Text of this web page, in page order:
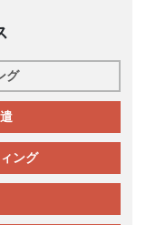
グ
ング